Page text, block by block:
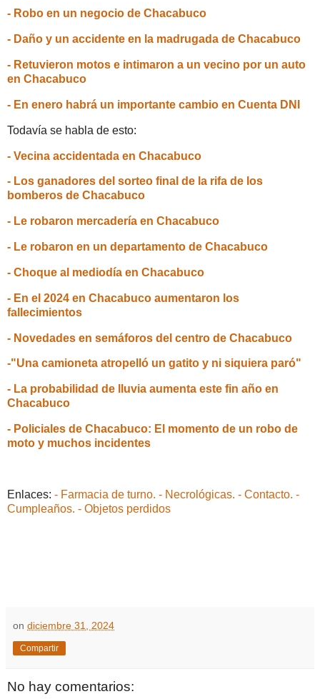
- Robo en un negocio de Chacabuco
- Daño y un accidente en la madrugada de Chacabuco
- Retuvieron motos e intimaron a un vecino por un auto
en Chacabuco
- En enero habrá un importante cambio en Cuenta DNI
Todavía se habla de esto:
- Vecina accidentada en Chacabuco
- Los ganadores del sorteo final de la rifa de los
bomberos de Chacabuco
- Le robaron mercadería en Chacabuco
- Le robaron en un departamento de Chacabuco
- Choque al mediodía en Chacabuco
- En el 2024 en Chacabuco aumentaron los
fallecimientos
- Novedades en semáforos del centro de Chacabuco
-"Una camioneta atropelló un gatito y ni siquiera paró"
- La probabilidad de lluvia aumenta este fin año en
Chacabuco
- Policiales de Chacabuco: El momento de un robo de
moto y muchos incidentes
Enlaces: - Farmacia de turno. - Necrológicas. - Contacto. -
Cumpleaños. - Objetos perdidos
on diciembre 31, 2024
Compartir
No hay comentarios: